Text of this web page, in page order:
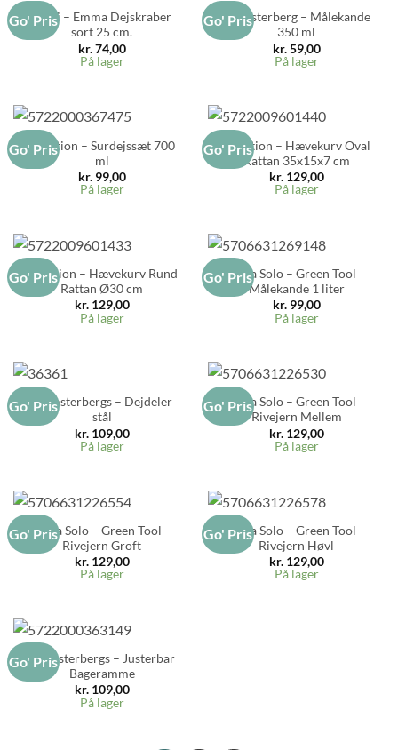
Go' PrisRosti – Emma Dejskraber
sort 25 cm.
kr.74,00
På lager
Go' Pris
Blomsterberg – Målekande
350 ml
kr.59,00
På lager
Go' Pris
Funktion – Surdejssæt 700
ml
kr.99,00
På lager
Go' Pris
Funktion – Hævekurv Oval
Rattan 35x15x7 cm
kr.129,00
På lager
Go' Pris
Funktion – Hævekurv Rund
Rattan Ø30 cm
kr.129,00
På lager
Go' PrisEva Solo – Green Tool
Målekande 1 liter
kr.99,00
På lager
Go' PrisBlomsterbergs – Dejdeler
stål
kr.109,00
På lager
Go' PrisEva Solo – Green Tool
Rivejern Mellem
kr.129,00
På lager
Go' PrisEva Solo – Green Tool
Rivejern Groft
kr.129,00
På lager
Go' PrisEva Solo – Green Tool
Rivejern Høvl
kr.129,00
På lager
Go' Pris
Blomsterbergs – Justerbar
Bageramme
kr.109,00
På lager